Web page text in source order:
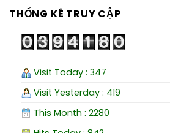
THỐNG KÊ TRUY CẬP
Visit Today : 347
Visit Yesterday : 419
This Month : 2280